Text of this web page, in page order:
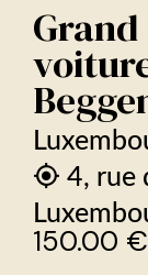
4, rue
150.00